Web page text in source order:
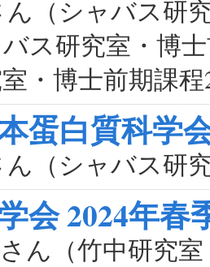
（シャバス研
ス研究室・博
・博士前期課
蛋白質科学
（シャバス研
会 2024年
ん（竹中研究室